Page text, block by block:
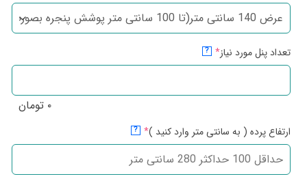
تعداد پنل مورد نیاز*
?
۰ تومان
ارتفاع پرده ( به سانتی متر وارد کنید )*
?